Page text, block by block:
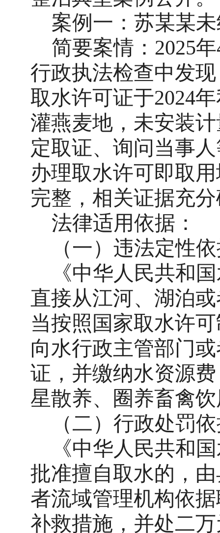
案例一：苏某某
简要案情： 2025
行政执法检查中发
取水许可证于2024
灌燕麦地，未安装
定取证、询问当事
办理取水许可即取
完整，相关证据充
法律适用依据：
（一） 违法定性
《中华人民共和
直接从江河、湖泊
当按照国家取水许
向水行政主管部门
证，并缴纳水资源
星散养、圈养畜禽
（二） 行政处罚
《中华人民共和
批准擅自取水的，
者流域管理机构依
补救措施，并处二